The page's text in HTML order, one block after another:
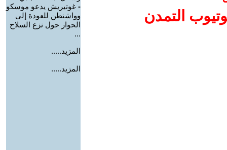
التمدن
- غوتيريش يدعو موسكو
وواشنطن للعودة إلى
الحوار حول نزع السلاح
...
المزيد.....
المزيد.....